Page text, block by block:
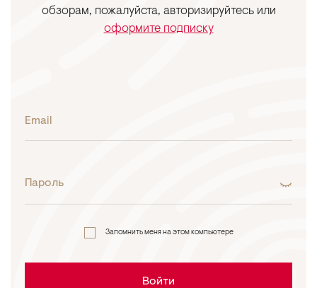
обзорам, пожалуйста, авторизируйтесь или
оформите подписку
Email
Пароль
Запомнить меня на этом компьютере
Войти